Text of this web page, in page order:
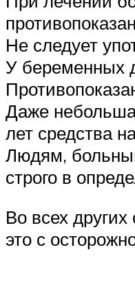
Не следует
У беременных
Даже
лет средства
Людям,
строго в
Во всех
это с